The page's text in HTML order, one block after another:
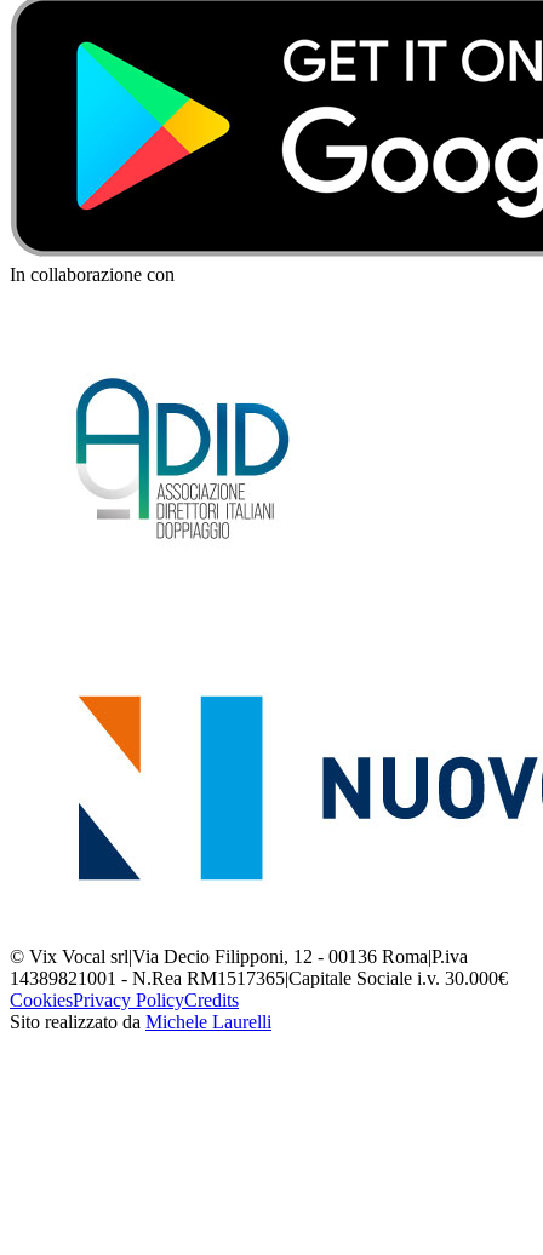
In collaborazione con
© Vix Vocal srl|Via Decio Filipponi, 12 - 00136 Roma|P.iva
14389821001 - N.Rea RM1517365|Capitale Sociale i.v. 30.000€
CookiesPrivacy PolicyCredits
Sito realizzato da Michele Laurelli